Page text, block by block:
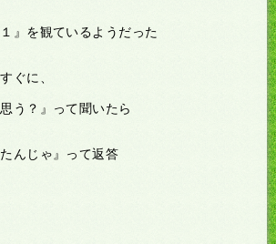
』を観ているようだった
ぐに、
う？』って聞いたら
んじゃ』って返答